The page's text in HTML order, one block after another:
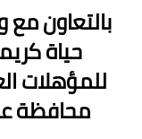
بالتعاون
حياة
محافظة